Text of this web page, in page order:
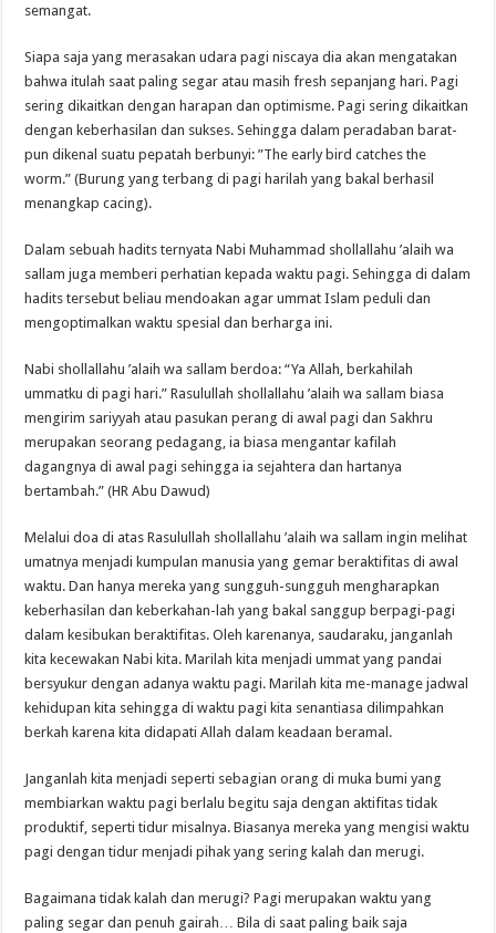
semangat.
Siapa saja yang merasakan udara pagi niscaya dia akan mengatakan
bahwa itulah saat paling segar atau masih fresh sepanjang hari. Pagi
sering dikaitkan dengan harapan dan optimisme. Pagi sering dikaitkan
dengan keberhasilan dan sukses. Sehingga dalam peradaban barat-
pun dikenal suatu pepatah berbunyi: ”The early bird catches the
worm.” (Burung yang terbang di pagi harilah yang bakal berhasil
menangkap cacing).
Dalam sebuah hadits ternyata Nabi Muhammad shollallahu ’alaih wa
sallam juga memberi perhatian kepada waktu pagi. Sehingga di dalam
hadits tersebut beliau mendoakan agar ummat Islam peduli dan
mengoptimalkan waktu spesial dan berharga ini.
Nabi shollallahu ’alaih wa sallam berdoa: “Ya Allah, berkahilah
ummatku di pagi hari.” Rasulullah shollallahu ’alaih wa sallam biasa
mengirim sariyyah atau pasukan perang di awal pagi dan Sakhru
merupakan seorang pedagang, ia biasa mengantar kafilah
dagangnya di awal pagi sehingga ia sejahtera dan hartanya
bertambah.” (HR Abu Dawud)
Melalui doa di atas Rasulullah shollallahu ’alaih wa sallam ingin melihat
umatnya menjadi kumpulan manusia yang gemar beraktifitas di awal
waktu. Dan hanya mereka yang sungguh-sungguh mengharapkan
keberhasilan dan keberkahan-lah yang bakal sanggup berpagi-pagi
dalam kesibukan beraktifitas. Oleh karenanya, saudaraku, janganlah
kita kecewakan Nabi kita. Marilah kita menjadi ummat yang pandai
bersyukur dengan adanya waktu pagi. Marilah kita me-manage jadwal
kehidupan kita sehingga di waktu pagi kita senantiasa dilimpahkan
berkah karena kita didapati Allah dalam keadaan beramal.
Janganlah kita menjadi seperti sebagian orang di muka bumi yang
membiarkan waktu pagi berlalu begitu saja dengan aktifitas tidak
produktif, seperti tidur misalnya. Biasanya mereka yang mengisi waktu
pagi dengan tidur menjadi pihak yang sering kalah dan merugi.
Bagaimana tidak kalah dan merugi? Pagi merupakan waktu yang
paling segar dan penuh gairah… Bila di saat paling baik saja